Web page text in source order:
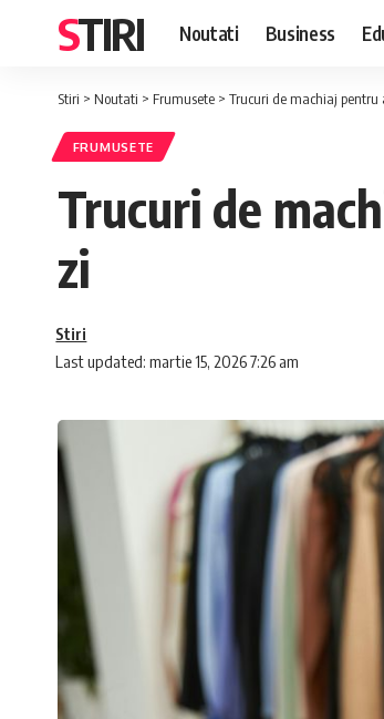
STIRI Noutati Business
Stiri > Noutati > Frumusete > Trucuri de machiaj pentru
FRUMUSETE
Trucuri de
zi
Last updated: martie 15, 2026 7:26 am
Stiri